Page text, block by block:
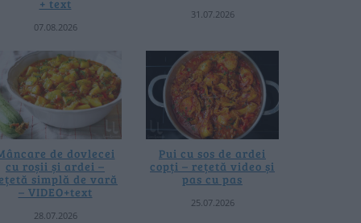
+ text
07.08.2026
31.07.2026
de dovlecei
cu roșii și ardei –
simplă de vară
– VIDEO+text
28.07.2026
Pui cu sos de ardei
copți – rețetă video și
pas cu pas
25.07.2026